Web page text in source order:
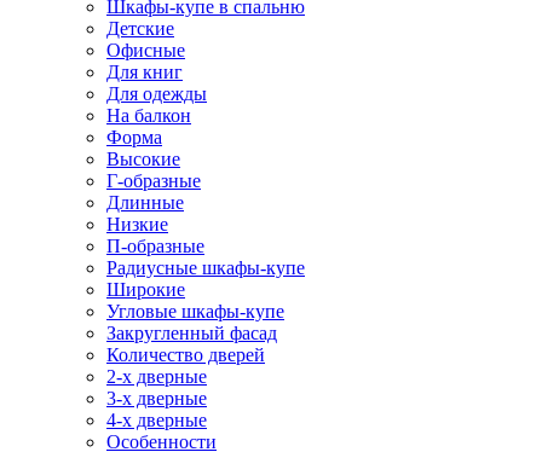
Шкафы-купе в спальню
Детские
Офисные
Для книг
Для одежды
На балкон
Форма
Высокие
Г-образные
Длинные
Низкие
П-образные
Радиусные шкафы-купе
Широкие
Угловые шкафы-купе
Закругленный фасад
Количество дверей
2-х дверные
3-х дверные
4-х дверные
Особенности